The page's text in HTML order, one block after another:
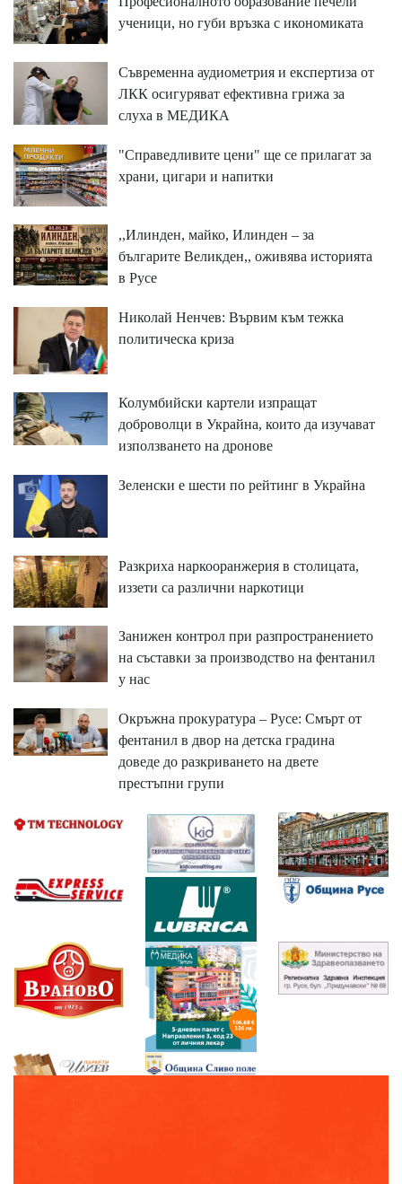
ученици, но губи връзка с икономиката
Съвременна аудиометрия и експертиза от
ЛКК осигуряват ефективна грижа за
слуха в МЕДИКА
"Справедливите цени" ще се прилагат за
храни, цигари и напитки
,,Илинден, майко, Илинден – за
българите Великден,, оживява историята
в Русе
Николай Ненчев: Вървим към тежка
политическа криза
Колумбийски картели изпращат
доброволци в Украйна, които да изучават
използването на дронове
Зеленски е шести по рейтинг в Украйна
Разкриха наркооранжерия в столицата,
иззети са различни наркотици
Занижен контрол при разпространението
на съставки за производство на фентанил
у нас
Окръжна прокуратура – Русе: Смърт от
фентанил в двор на детска градина
доведе до разкриването на двете
престъпни групи